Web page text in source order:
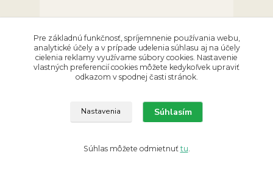
Pre základnú funkčnosť, spríjemnenie používania webu,
analytické účely a v prípade udelenia súhlasu aj na účely
cielenia reklamy využívame súbory cookies. Nastavenie
vlastných preferencií cookies môžete kedykoľvek upraviť
odkazom v spodnej časti stránok.
Nastavenia Súhlasím
Súhlas môžete odmietnuť tu.